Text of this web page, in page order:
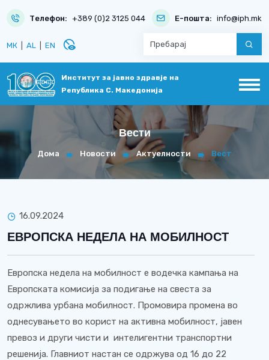
Телефон: +389 (0)2 3125 044 Е-пошта: info@iph.mk
МК AL EN disabled_visible
Институт за јавно здравје на
Република С. Македонија
Вести
Дома Новости Актуелности Вест
16.09.2024
ЕВРОПСКА НЕДЕЛА НА МОБИЛНОСТ
Европска недела на мобилност е водечка кампања на
Европската комисија за подигање на свеста за
одржлива урбана мобилност. Промовира промена во
однесувањето во корист на активна мобилност, јавен
превоз и други чисти и интелигентни транспортни
решенија. Главниот настан се одржува од 16 до 22